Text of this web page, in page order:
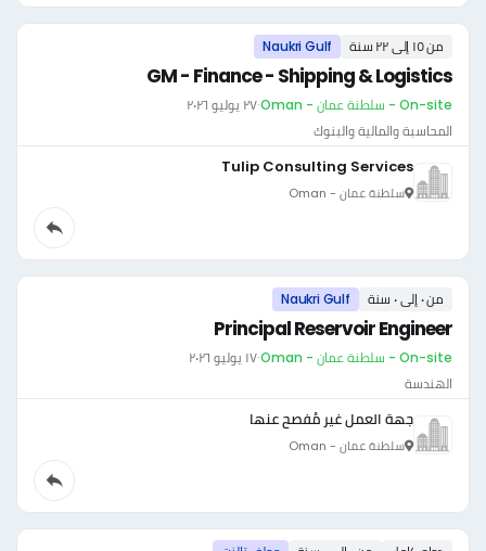
من ١٥ إلى ٢٢ سنة Naukri Gulf
GM - Finance - Shipping & Logistics
On-site - سلطنة عمان - Oman ·٢٧ يوليو ٢٠٢٦
المحاسبة والمالية والبنوك
Tulip Consulting Services
سلطنة عمان - Oman
من ٠ إلى ٠ سنة Naukri Gulf
Principal Reservoir Engineer
On-site - سلطنة عمان - Oman ·١٧ يوليو ٢٠٢٦
الهندسة
جهة العمل غير مُفصح عنها
سلطنة عمان - Oman